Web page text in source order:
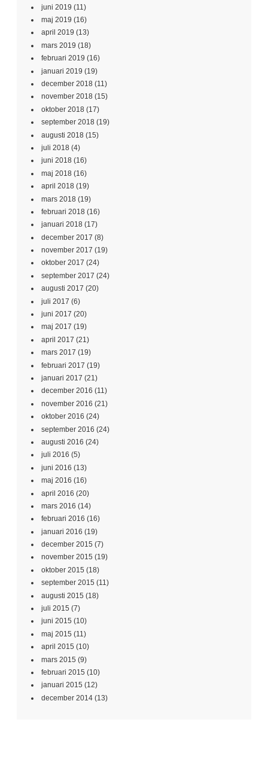
juni 2019 (11)
maj 2019 (16)
april 2019 (13)
mars 2019 (18)
februari 2019 (16)
januari 2019 (19)
december 2018 (11)
november 2018 (15)
oktober 2018 (17)
september 2018 (19)
augusti 2018 (15)
juli 2018 (4)
juni 2018 (16)
maj 2018 (16)
april 2018 (19)
mars 2018 (19)
februari 2018 (16)
januari 2018 (17)
december 2017 (8)
november 2017 (19)
oktober 2017 (24)
september 2017 (24)
augusti 2017 (20)
juli 2017 (6)
juni 2017 (20)
maj 2017 (19)
april 2017 (21)
mars 2017 (19)
februari 2017 (19)
januari 2017 (21)
december 2016 (11)
november 2016 (21)
oktober 2016 (24)
september 2016 (24)
augusti 2016 (24)
juli 2016 (5)
juni 2016 (13)
maj 2016 (16)
april 2016 (20)
mars 2016 (14)
februari 2016 (16)
januari 2016 (19)
december 2015 (7)
november 2015 (19)
oktober 2015 (18)
september 2015 (11)
augusti 2015 (18)
juli 2015 (7)
juni 2015 (10)
maj 2015 (11)
april 2015 (10)
mars 2015 (9)
februari 2015 (10)
januari 2015 (12)
december 2014 (13)